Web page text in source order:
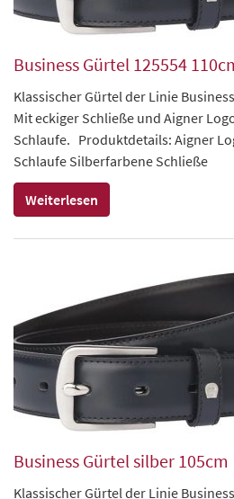
Business Gürtel 125554
Klassischer Gürtel der Linie
Mit eckiger Schließe und Aigner
Schlaufe. Produktdetails: Aigner
Schlaufe Silberfarbene Schließe
Weiterlesen
Business Gürtel silber 105cm
Klassischer Gürtel der Linie